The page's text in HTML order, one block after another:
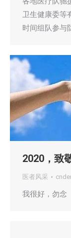
卫生健康委等
时间组队参与
2020，致
医者风采
我很好，勿念